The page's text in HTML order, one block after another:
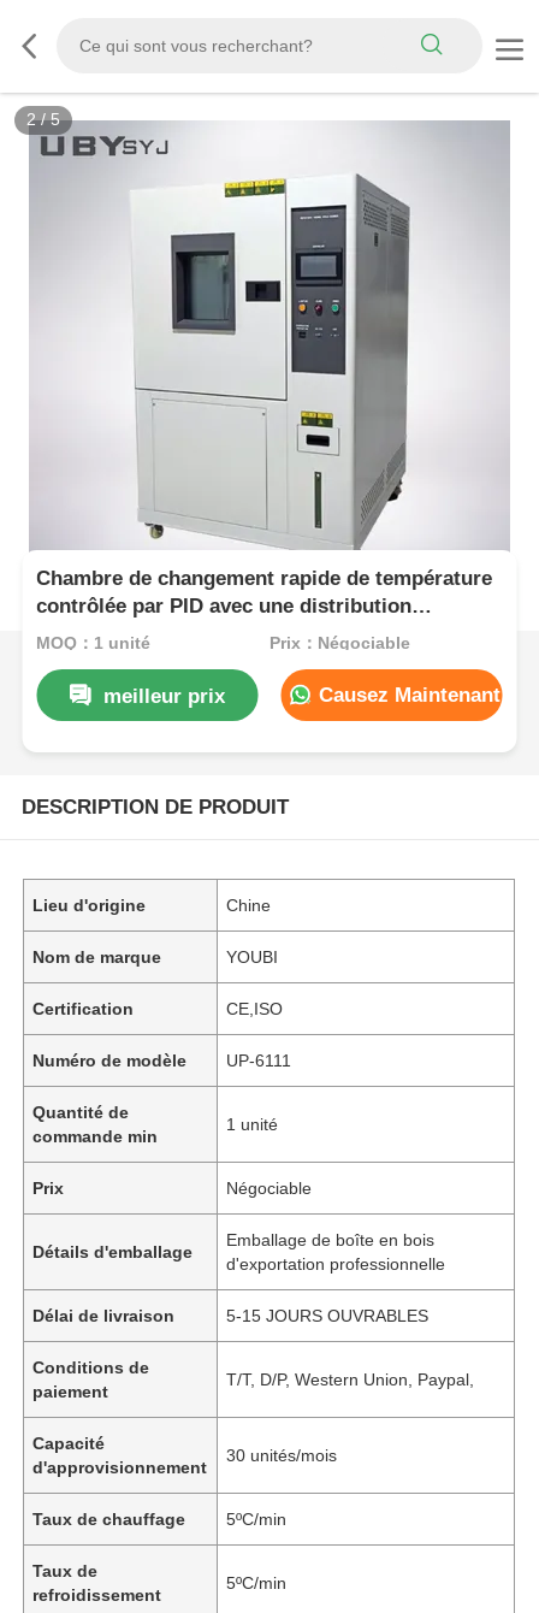
3/5
Chambre de changement rapide de température
contrôlée par PID avec une distribution
uniforme de la température et un taux de
laboratoire
MOQ：1 unité Prix：Négociable
meilleur prix Causez Maintenant
DESCRIPTION DE PRODUIT
Lieu d'origine Chine
Nom de marque YOUBI
Certification CE,ISO
Numéro de modèle UP-6111
Quantité de
commande min
1 unité
Prix Négociable
Détails d'emballage
Emballage de boîte en bois
d'exportation professionnelle
Délai de livraison 5-15 JOURS OUVRABLES
Conditions de
paiement
T/T, D/P, Western Union, Paypal,
Capacité
d'approvisionnement
30 unités/mois
Taux de chauffage 5ºC/min
Taux de
refroidissement
5ºC/min